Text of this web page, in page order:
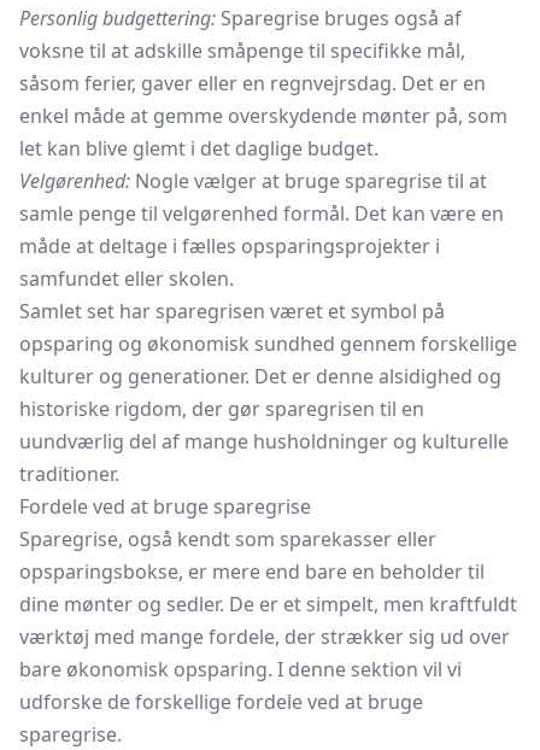
Personlig budgettering: Sparegrise bruges også af
voksne til at adskille småpenge til specifikke mål,
såsom ferier, gaver eller en regnvejrsdag. Det er en
enkel måde at gemme overskydende mønter på, som
let kan blive glemt i det daglige budget.
Velgørenhed: Nogle vælger at bruge sparegrise til at
samle penge til velgørenhed formål. Det kan være en
måde at deltage i fælles opsparingsprojekter i
samfundet eller skolen.
Samlet set har sparegrisen været et symbol på
opsparing og økonomisk sundhed gennem forskellige
kulturer og generationer. Det er denne alsidighed og
historiske rigdom, der gør sparegrisen til en
uundværlig del af mange husholdninger og kulturelle
traditioner.
Fordele ved at bruge sparegrise
Sparegrise, også kendt som sparekasser eller
opsparingsbokse, er mere end bare en beholder til
dine mønter og sedler. De er et simpelt, men kraftfuldt
værktøj med mange fordele, der strækker sig ud over
bare økonomisk opsparing. I denne sektion vil vi
udforske de forskellige fordele ved at bruge
sparegrise.